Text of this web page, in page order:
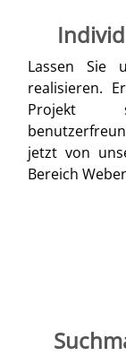
Lassen Sie
realisieren.
Projekt
jetzt von
Bereich